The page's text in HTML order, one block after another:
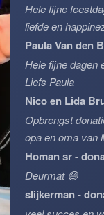
Hele fijne
liefde en
Paula Van den
Hele fijne dagen
Liefs Paula
Nico en Lida
Opbrengst
opa en oma van
Homan sr -
Deurmat 😅
slijkerman -